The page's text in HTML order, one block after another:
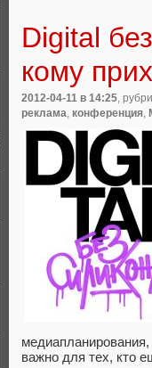
Digital
кому
2012-04-11 в 14:25,
реклама, конференция,
важно для тех, кто